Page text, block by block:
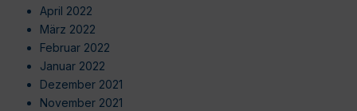
April 2022
März 2022
Februar 2022
Januar 2022
Dezember 2021
November 2021